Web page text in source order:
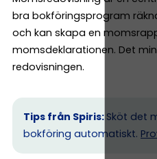
bra bokföringsprogram
och kan skapa en
momsdeklarationen. Det
redovisningen.
Tips från Spiris: Sköt det
bokföring automatiskt.